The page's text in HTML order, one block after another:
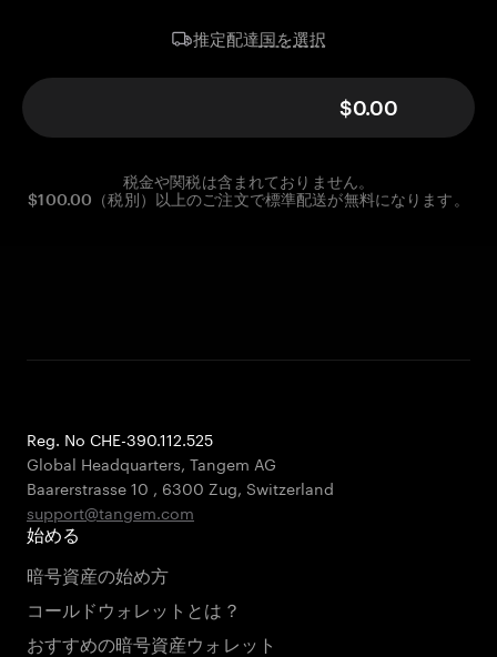
推定配達国を選択
$0.00
税金や関税は含まれておりません。
$100.00（税別）以上のご注文で標準配送が無料になります。
Reg. No CHE-390.112.525
Global Headquarters, Tangem AG
Baarerstrasse 10 , 6300 Zug, Switzerland
support@tangem.com
始める
暗号資産の始め方
コールドウォレットとは？
おすすめの暗号資産ウォレット